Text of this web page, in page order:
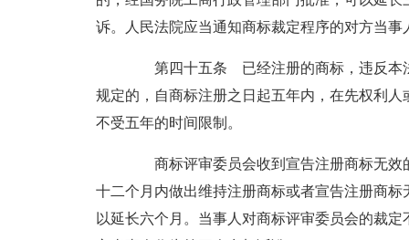
诉。人民法院应当通知商标裁定程序的对方当事
第四十五条 已经注册的商标，违反本法
规定的，自商标注册之日起五年内，在先权利
不受五年的时间限制。
商标评审委员会收到宣告注册商标无效
十二个月内做出维持注册商标或者宣告注册商
以延长六个月。当事人对商标评审委员会的裁